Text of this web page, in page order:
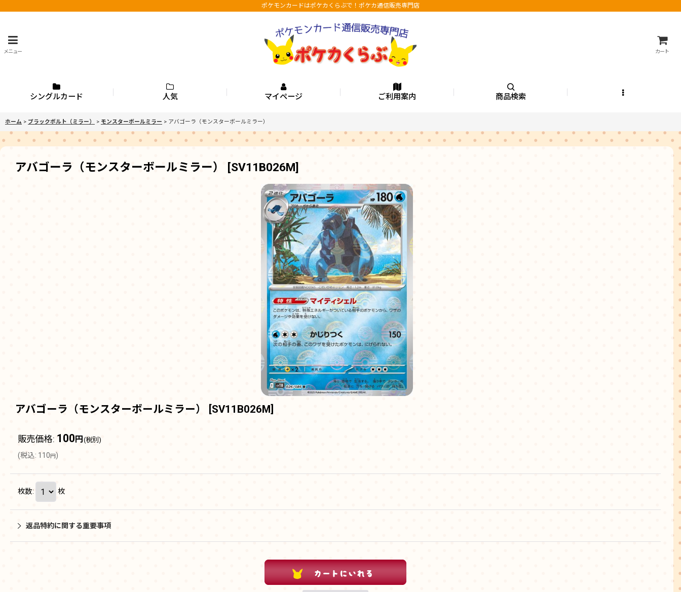
ポケモンカードはポケカくらぶで！ポケカ通信販売専門店
メニュー カート
シングルカード 人気 マイページ ご利用案内 商品検索
ホーム > ブラックボルト（ミラー） > モンスターボールミラー > アバゴーラ（モンスターボールミラー）
アバゴーラ（モンスターボールミラー） [SV11B026M]
アバゴーラ（モンスターボールミラー） [SV11B026M]
販売価格: 100 円 (税別)
(税込: 110 円)
枚数: 枚
返品特約に関する重要事項